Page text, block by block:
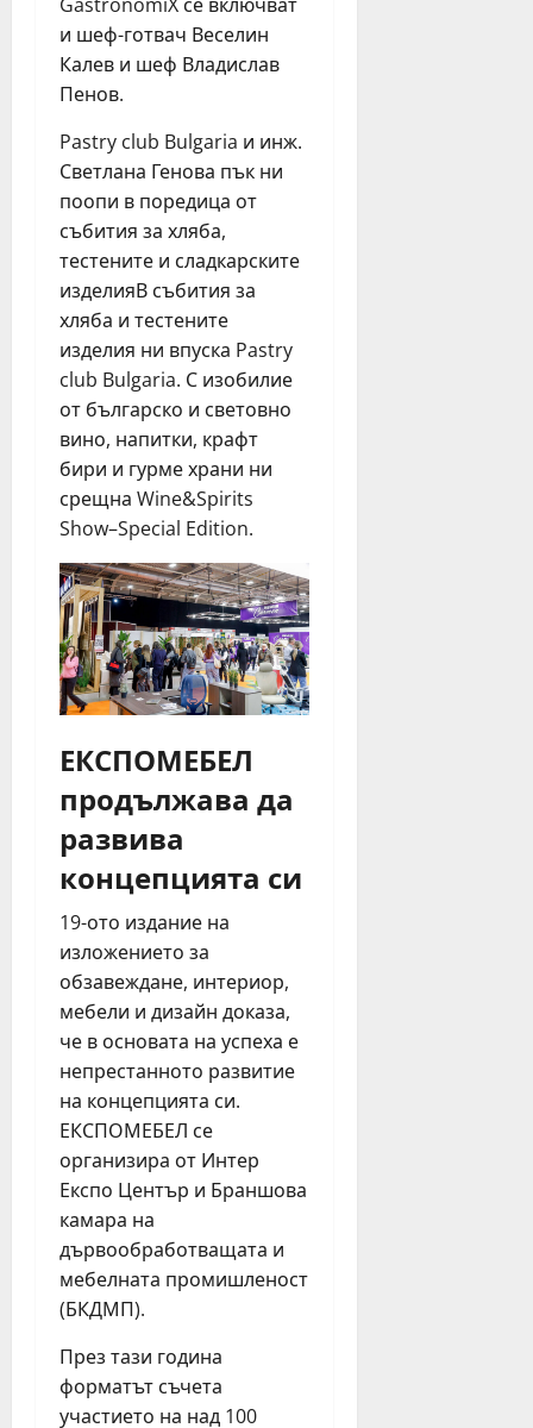
и шеф-готвач Веселин
Калев и шеф Владислав
Пенов.
Pastry club Bulgaria и инж.
Светлана Генова пък ни
поопи в поредица от
събития за хляба,
тестените и сладкарските
изделияВ събития за
хляба и тестените
изделия ни впуска Pastry
club Bulgaria. С изобилие
от българско и световно
вино, напитки, крафт
бири и гурме храни ни
срещна Wine&Spirits
Show–Special Edition.
ЕКСПОМЕБЕЛ
продължава да
развива
концепцията си
19-ото издание на
изложението за
обзавеждане, интериор,
мебели и дизайн доказа,
че в основата на успеха е
непрестанното развитие
на концепцията си.
ЕКСПОМЕБЕЛ се
организира от Интер
Експо Център и Браншова
камара на
дървообработващата и
мебелната промишленост
(БКДМП).
През тази година
форматът съчета
участието на над 100